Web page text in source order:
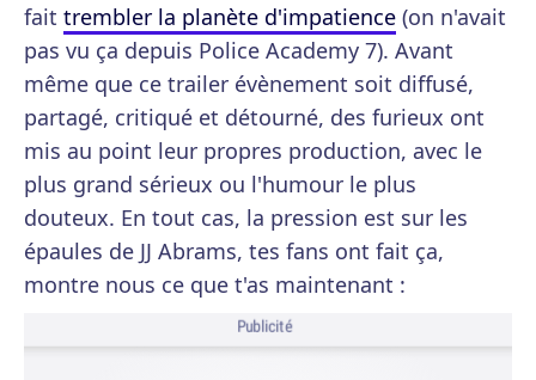
fait trembler la planète d'impatience (on n'avait
pas vu ça depuis Police Academy 7). Avant
même que ce trailer évènement soit diffusé,
partagé, critiqué et détourné, des furieux ont
mis au point leur propres production, avec le
plus grand sérieux ou l'humour le plus
douteux. En tout cas, la pression est sur les
épaules de JJ Abrams, tes fans ont fait ça,
montre nous ce que t'as maintenant :
Publicité